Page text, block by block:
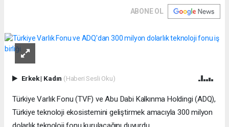
ABONE OL
Erkek| Kadın (Haberi Sesli Oku)
Türkiye Varlık Fonu (TVF) ve Abu Dabi Kalkınma Holdingi (ADQ),
Türkiye teknoloji ekosistemini geliştirmek amacıyla 300 milyon